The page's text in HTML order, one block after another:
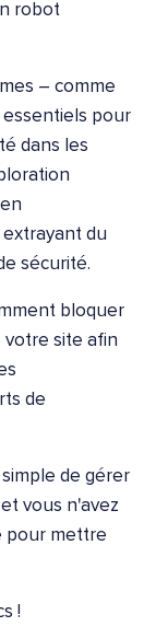
robot
– comme
pour
dans les
du
sécurité.
bloquer
votre site afin
de
de gérer
vous n'avez
pour mettre
!